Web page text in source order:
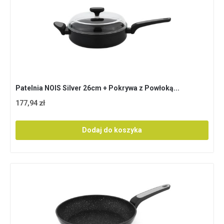
Patelnia NOIS Silver 26cm + Pokrywa z Powłoką...
177,94 zł
Dodaj do koszyka